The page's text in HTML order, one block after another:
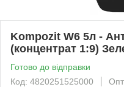
Kompozit W6 5л -
(концентрат 1:9)
Готово до відправки
Код: 4820251525000
Опт